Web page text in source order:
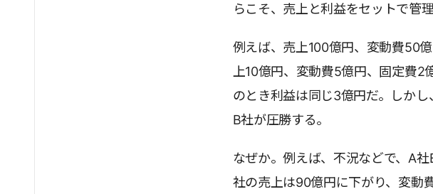
らこそ、売上と利益をセットで管
例えば、売上100億円、変動費50
上10億円、変動費5億円、固定費
のとき利益は同じ3億円だ。しかし
B社が圧勝する。
なぜか。例えば、不況などで、A
社の売上は90億円に下がり、変動